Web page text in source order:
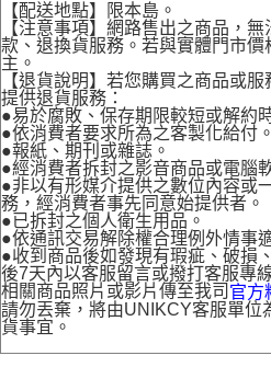
【配送地點】限本島。
【注意事項】網路售出之商品，
款、退換貨服務。若與實體門市
主。
【退貨說明】若您購買之商品或
提供退貨服務：
●易於腐敗、保存期限較短或解約
●依消費者要求所為之客製化給付。
●報紙、期刊或雜誌。
●經消費者拆封之影音商品或電腦
●非以有形媒介提供之數位內容或
務，經消費者事先同意始提供者。
●已拆封之個人衛生用品。
●依通訊交易解除權合理例外情事
●收到商品後如發現有瑕疵、破損
後7天內以客服留言或撥打客服專
相關商品照片或影片傳至我司 官方
請勿丟棄，將由UNIKCY客服單位
貨事宜。